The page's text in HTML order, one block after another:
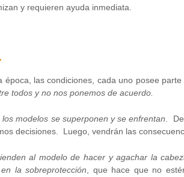
y requieren ayuda inmediata.
época, las condiciones, cada uno posee
todos y no nos ponemos de acuerdo.
los modelos se superponen y se enfrentan .
decisiones. Luego, vendrán las
al modelo de hacer y agachar la
la sobreprotección, que hace que no